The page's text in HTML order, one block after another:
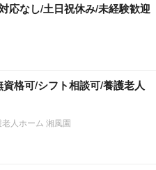
応なし/土日祝休み/未経験歓迎
資格可/シフト相談可/養護老人
人ホーム 湘風園